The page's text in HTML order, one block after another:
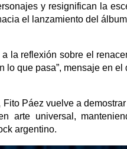
y resignifican la
el lanzamiento del
la reflexión sobre el
lo que pasa”, mensaje en
Fito Páez vuelve a
arte universal,
argentino.